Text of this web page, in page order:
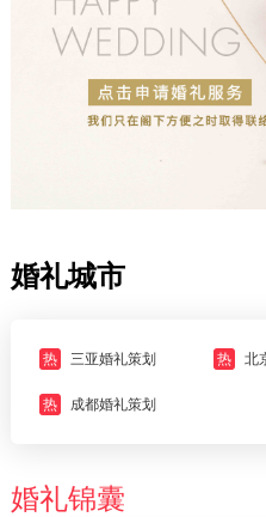
婚礼城市
热 三亚婚礼策划 热 北
热 成都婚礼策划
婚礼锦囊